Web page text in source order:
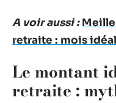
A voir aussi :
retraite : mois
Le montant
retraite :